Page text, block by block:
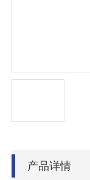
产品详情